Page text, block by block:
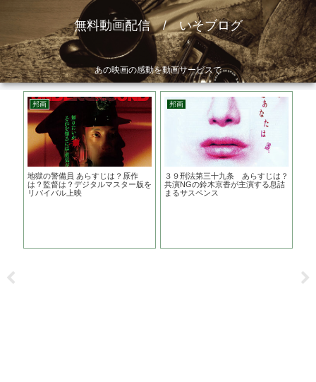
無料動画配信 / いそブログ
あの映画の感動を動画サービスで
邦画
地獄の警備員 あらすじは？原作
は？監督は？デジタルマスター版を
リバイバル上映
邦画
３９刑法第三十九条 あらすじは？
共演NGの鈴木京香が主演する息詰
まるサスペンス